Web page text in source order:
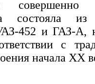
совершенно
состояла из
452 и ГАЗ-А,
с
начала XX